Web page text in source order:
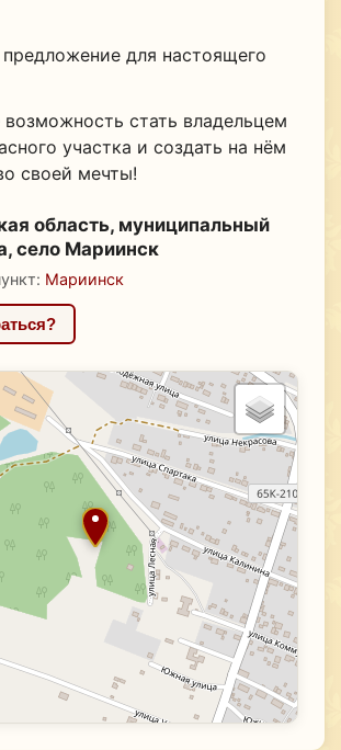
для настоящего
возможность стать владельцем
участка и создать на нём
своей мечты!
область, муниципальный
село Мариинск
Мариинск